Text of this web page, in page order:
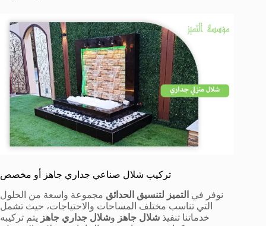
تركيب شلال صناعي جداري جاهز أو مخصص
نوفر في التميز لتنسيق الحدائق مجموعة واسعة من الحلول
التي تناسب مختلف المساحات والاحتياجات، حيث تشمل
خدماتنا تنفيذ شلال جاهز وشلال جداري جاهز يتم تركيبه